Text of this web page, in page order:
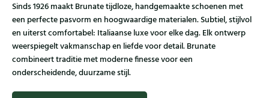
Sinds 1926 maakt Brunate tijdloze, handgemaakte schoenen met
een perfecte pasvorm en hoogwaardige materialen. Subtiel, stijlvol
en uiterst comfortabel: Italiaanse luxe voor elke dag. Elk ontwerp
weerspiegelt vakmanschap en liefde voor detail. Brunate
combineert traditie met moderne finesse voor een
onderscheidende, duurzame stijl.